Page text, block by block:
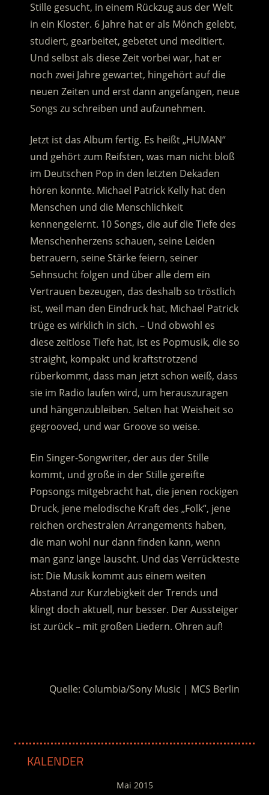
Stille gesucht, in einem Rückzug aus der Welt
in ein Kloster. 6 Jahre hat er als Mönch gelebt,
studiert, gearbeitet, gebetet und meditiert.
Und selbst als diese Zeit vorbei war, hat er
noch zwei Jahre gewartet, hingehört auf die
neuen Zeiten und erst dann angefangen, neue
Songs zu schreiben und aufzunehmen.
Jetzt ist das Album fertig. Es heißt „HUMAN“
und gehört zum Reifsten, was man nicht bloß
im Deutschen Pop in den letzten Dekaden
hören konnte. Michael Patrick Kelly hat den
Menschen und die Menschlichkeit
kennengelernt. 10 Songs, die auf die Tiefe des
Menschenherzens schauen, seine Leiden
betrauern, seine Stärke feiern, seiner
Sehnsucht folgen und über alle dem ein
Vertrauen bezeugen, das deshalb so tröstlich
ist, weil man den Eindruck hat, Michael Patrick
trüge es wirklich in sich. – Und obwohl es
diese zeitlose Tiefe hat, ist es Popmusik, die so
straight, kompakt und kraftstrotzend
rüberkommt, dass man jetzt schon weiß, dass
sie im Radio laufen wird, um herauszuragen
und hängenzubleiben. Selten hat Weisheit so
gegrooved, und war Groove so weise.
Ein Singer-Songwriter, der aus der Stille
kommt, und große in der Stille gereifte
Popsongs mitgebracht hat, die jenen rockigen
Druck, jene melodische Kraft des „Folk“, jene
reichen orchestralen Arrangements haben,
die man wohl nur dann finden kann, wenn
man ganz lange lauscht. Und das Verrückteste
ist: Die Musik kommt aus einem weiten
Abstand zur Kurzlebigkeit der Trends und
klingt doch aktuell, nur besser. Der Aussteiger
ist zurück – mit großen Liedern. Ohren auf!
Quelle: Columbia/Sony Music | MCS Berlin
KALENDER
Mai 2015